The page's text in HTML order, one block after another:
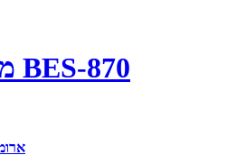
מכונת אספרסו BES-870